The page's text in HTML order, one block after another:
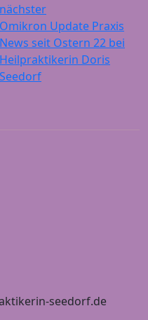
nächster
Omikron Update Praxis
News seit Ostern 22 bei
Heilpraktikerin Doris
Seedorf
seedorf.de